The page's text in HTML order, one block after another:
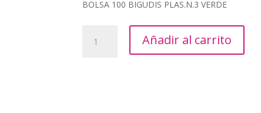
original
era:
24,70€.
actual
es:
11,11€.
BOLSA 100 BIGUDIS PLAS.N.3 VERDE
100
Añadir al carrito